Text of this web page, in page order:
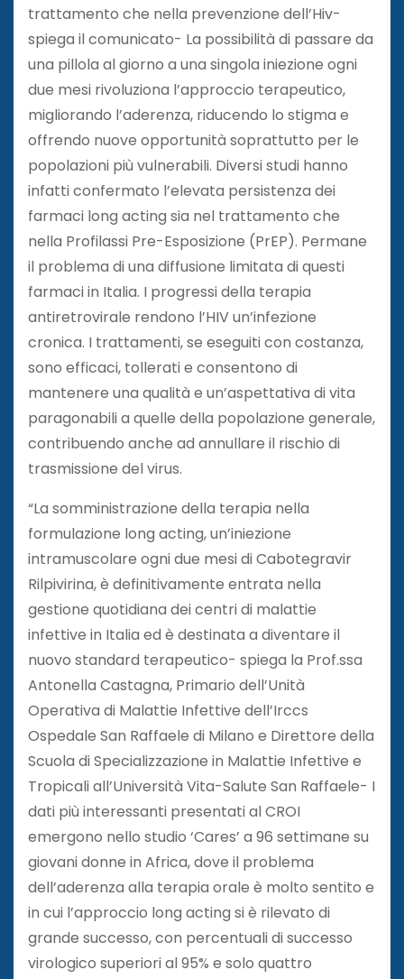
trattamento che nella prevenzione dell’Hiv-
spiega il comunicato- La possibilità di passare da
una pillola al giorno a una singola iniezione ogni
due mesi rivoluziona l’approccio terapeutico,
migliorando l’aderenza, riducendo lo stigma e
offrendo nuove opportunità soprattutto per le
popolazioni più vulnerabili. Diversi studi hanno
infatti confermato l’elevata persistenza dei
farmaci long acting sia nel trattamento che
nella Profilassi Pre-Esposizione (PrEP). Permane
il problema di una diffusione limitata di questi
farmaci in Italia. I progressi della terapia
antiretrovirale rendono l’HIV un’infezione
cronica. I trattamenti, se eseguiti con costanza,
sono efficaci, tollerati e consentono di
mantenere una qualità e un’aspettativa di vita
paragonabili a quelle della popolazione generale,
contribuendo anche ad annullare il rischio di
trasmissione del virus.
“La somministrazione della terapia nella
formulazione long acting, un’iniezione
intramuscolare ogni due mesi di Cabotegravir
Rilpivirina, è definitivamente entrata nella
gestione quotidiana dei centri di malattie
infettive in Italia ed è destinata a diventare il
nuovo standard terapeutico- spiega la Prof.ssa
Antonella Castagna, Primario dell’Unità
Operativa di Malattie Infettive dell’Irccs
Ospedale San Raffaele di Milano e Direttore della
Scuola di Specializzazione in Malattie Infettive e
Tropicali all’Università Vita-Salute San Raffaele- I
dati più interessanti presentati al CROI
emergono nello studio ‘Cares’ a 96 settimane su
giovani donne in Africa, dove il problema
dell’aderenza alla terapia orale è molto sentito e
in cui l’approccio long acting si è rilevato di
grande successo, con percentuali di successo
virologico superiori al 95% e solo quattro